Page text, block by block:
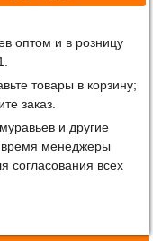
оптом и в розницу
товары в корзину;
заказ.
и другие
время менеджеры
согласования всех